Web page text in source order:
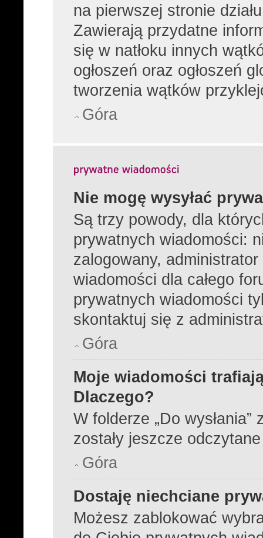
na pierwszej stronie
Zawierają przydatne
się w natłoku innych
ogłoszeń oraz ogłoszeń
tworzenia wątków
Góra
Nie mogę wysyłać
Są trzy powody, dla
prywatnych wiadomości:
zalogowany, administrator
wiadomości dla całego
prywatnych wiadomości
skontaktuj się z
Góra
Moje wiadomości
Dlaczego?
W folderze „Do
zostały jeszcze
Góra
Dostaję niechciane
Możesz zablokować